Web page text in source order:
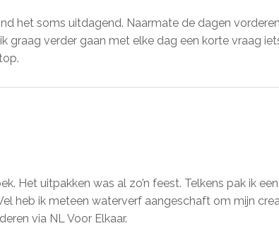
het soms uitdagend. Naarmate de dagen
graag verder gaan met elke dag een korte vraag
Het uitpakken was al zo’n feest. Telkens pak ik
heb ik meteen waterverf aangeschaft om mijn
via NL Voor Elkaar.